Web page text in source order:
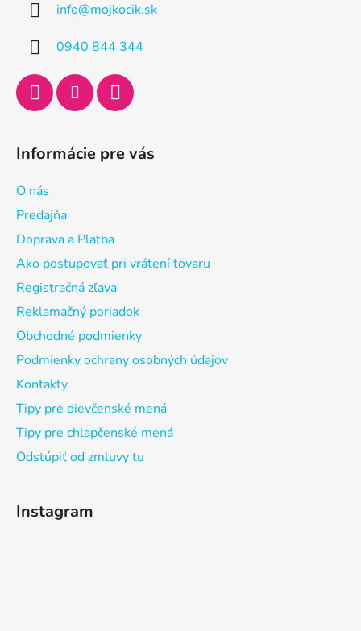
info@mojkocik.sk
0940 844 344
Informácie pre vás
O nás
Predajňa
Doprava a Platba
Ako postupovať pri vrátení tovaru
Registračná zľava
Reklamačný poriadok
Obchodné podmienky
Podmienky ochrany osobných údajov
Kontakty
Tipy pre dievčenské mená
Tipy pre chlapčenské mená
Odstúpiť od zmluvy tu
Instagram